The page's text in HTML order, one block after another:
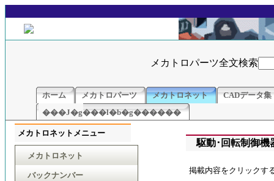
メカトロパーツ全文検索
ホーム メカトロパーツ メカトロネット
CADデータ集
���J�g���l�b�g������
駆動･回転制御機
掲載内容をクリックす
メカトロネットメニュー
メカトロネット
バックナンバー